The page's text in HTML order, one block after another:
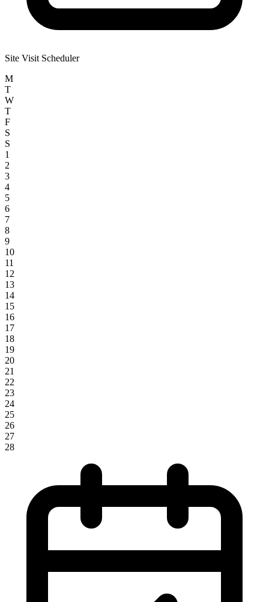
Site Visit Scheduler
M
T
W
T
F
S
S
1
2
3
4
5
6
7
8
9
10
11
12
13
14
15
16
17
18
19
20
21
22
23
24
25
26
27
28